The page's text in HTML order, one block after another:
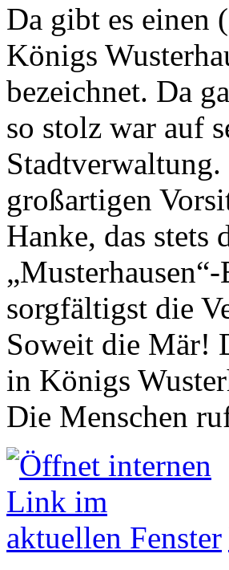
Da gibt es einen
Königs
bezeichnet. Da
so stolz war auf
großartigen
Hanke, das stets
sorgfältigst die
Soweit die Mär!
in Königs
Die Menschen